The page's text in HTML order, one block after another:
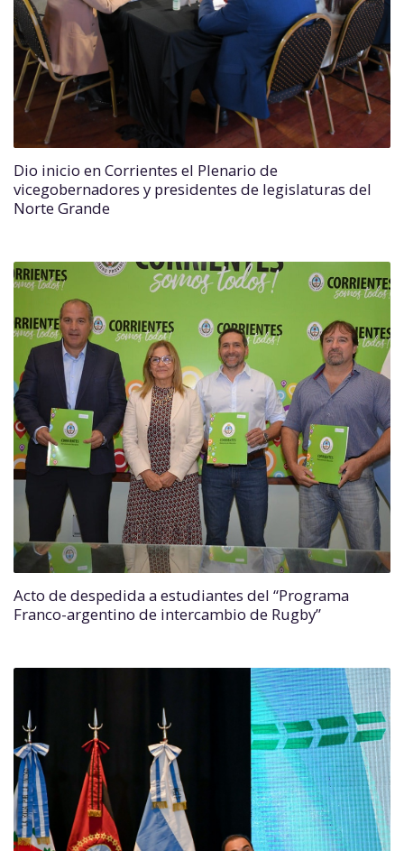
Dio inicio en Corrientes el Plenario de
vicegobernadores y presidentes de legislaturas del
Norte Grande
Acto de despedida a estudiantes del “Programa
Franco-argentino de intercambio de Rugby”